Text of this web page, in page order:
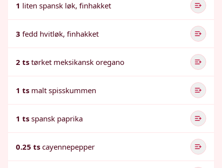
1 liten spansk løk, finhakket
3 fedd hvitløk, finhakket
2 ts tørket meksikansk oregano
1 ts malt spisskummen
1 ts spansk paprika
0.25 ts cayennepepper